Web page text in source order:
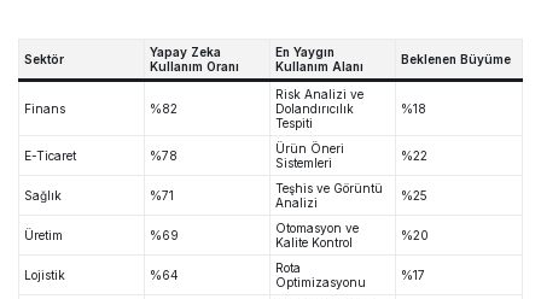
Sektör
Yapay Zeka
Kullanım Oranı
En Yaygın
Kullanım Alanı
Beklenen Büyüme
Finans %82
Risk Analizi ve
Dolandırıcılık
Tespiti
%18
E-Ticaret %78
Ürün Öneri
Sistemleri
%22
Sağlık %71
Teşhis ve Görüntü
Analizi
%25
Üretim %69
Otomasyon ve
Kalite Kontrol
%20
Lojistik %64
Rota
Optimizasyonu
%17